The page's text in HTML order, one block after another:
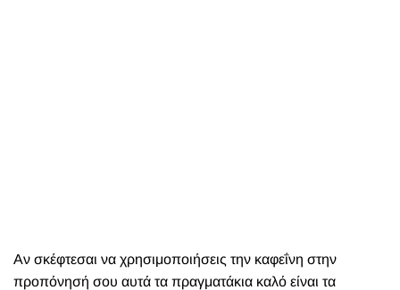
Αν σκέφτεσαι να χρησιμοποιήσεις την καφεΐνη στην
προπόνησή σου αυτά τα πραγματάκια καλό είναι τα